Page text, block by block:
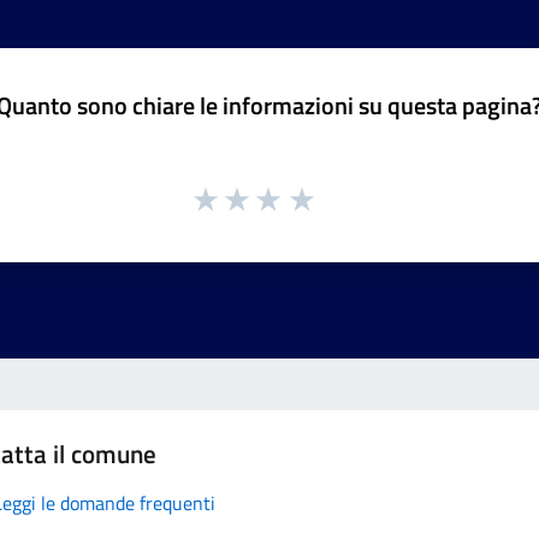
sono chiare le informazioni su questa
il comune
le domande frequenti